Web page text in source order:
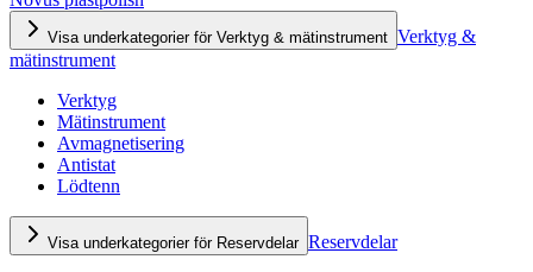
Visa underkategorier för Verktyg & mätinstrument Verktyg &
mätinstrument
Verktyg
Mätinstrument
Avmagnetisering
Antistat
Lödtenn
Visa underkategorier för Reservdelar Reservdelar